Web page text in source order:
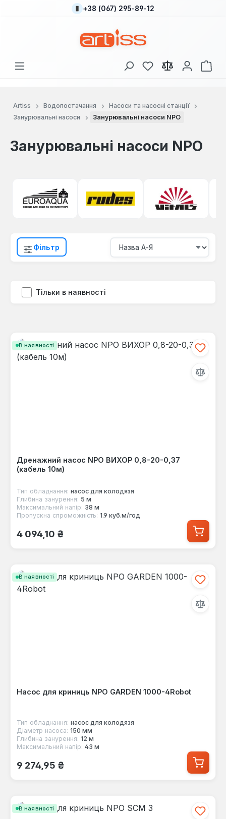
Перейти до основного вмісту
+38 (067) 295-89-12
У вас є 0 у списку
Artiss Водопостачання
Насоси та насосні станції
Занурювальні насоси
Занурювальні насоси NPO
Занурювальні насоси NPO
Фільтр
Тільки в наявності
В наявності
Дренажний насос NPO ВИХОР 0,8-20-0,37
(кабель 10м)
Тип обладнання: насос для колодязя
Глибина занурення: 5 м
Максимальний напір: 38 м
Пропускна спроможність: 1.9 куб.м/год
Звичайна ціна:
4 094,10 ₴
В наявності
Насос для криниць NPO GARDEN 1000-4Robot
Тип обладнання: насос для колодязя
Діаметр насоса: 150 мм
Глибина занурення: 12 м
Максимальний напір: 43 м
Звичайна ціна:
9 274,95 ₴
В наявності